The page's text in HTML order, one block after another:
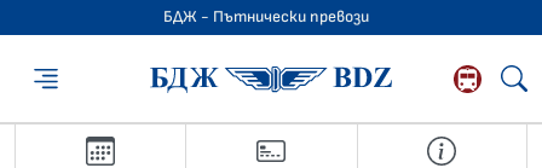
БДЖ - Пътнически превози
БДЖ -